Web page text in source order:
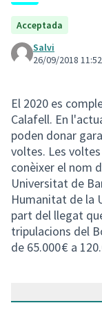
Acceptada
Salvi
26/09/2018 11:52
El 2020 es
Calafell. En
poden donar
voltes. Les
conèixer el nom
Universitat de
Humanitat de la
part del llegat
tripulacions del
de 65.000 € a